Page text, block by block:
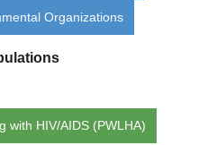
Organizations
with HIV/AIDS (PWLHA)